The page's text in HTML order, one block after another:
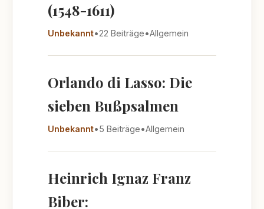
(1548-1611)
Unbekannt•22 Beiträge•Allgemein
Orlando di Lasso: Die
sieben Bußpsalmen
Unbekannt•5 Beiträge•Allgemein
Heinrich Ignaz Franz
Biber: